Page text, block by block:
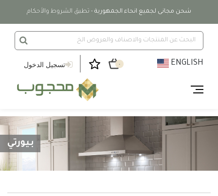
شحن مجانى لجميع انحاء الجمهورية - تطبق الشروط والأحكام
تسجيل الدخول ٠ ENGLISH
بيورتي